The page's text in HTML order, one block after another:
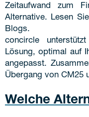
Zeitaufwand zum
Alternative. Lesen
Blogs.
concircle
Lösung, optimal auf
angepasst.
Übergang von CM25
Welche